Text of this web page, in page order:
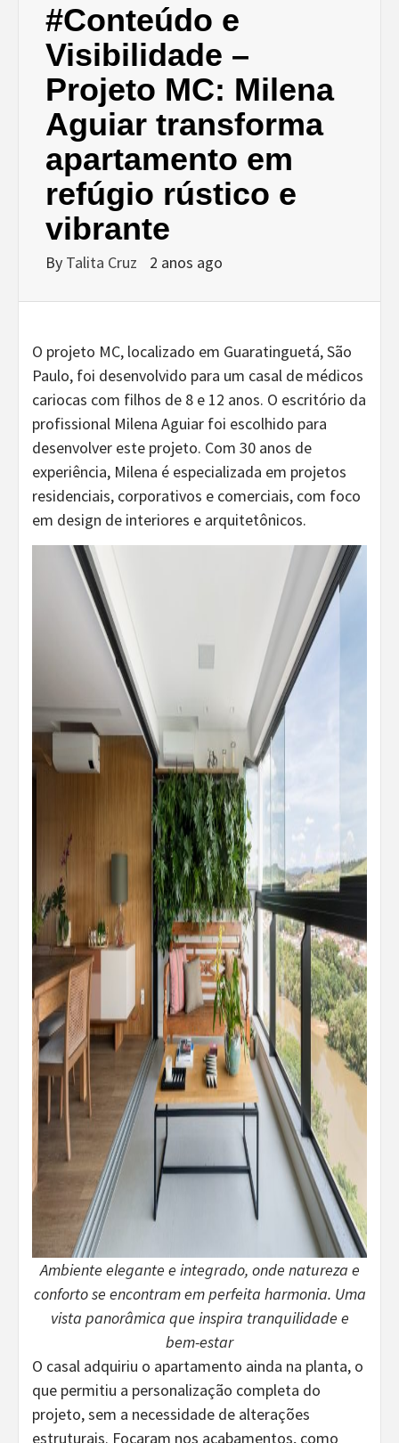
#Conteúdo e
Visibilidade –
Projeto MC: Milena
Aguiar transforma
apartamento em
refúgio rústico e
vibrante
By Talita Cruz 2 anos ago
O projeto MC, localizado em Guaratinguetá, São
Paulo, foi desenvolvido para um casal de médicos
cariocas com filhos de 8 e 12 anos. O escritório da
profissional Milena Aguiar foi escolhido para
desenvolver este projeto. Com 30 anos de
experiência, Milena é especializada em projetos
residenciais, corporativos e comerciais, com foco
em design de interiores e arquitetônicos.
Ambiente elegante e integrado, onde natureza e
conforto se encontram em perfeita harmonia. Uma
vista panorâmica que inspira tranquilidade e
bem-estar
O casal adquiriu o apartamento ainda na planta, o
que permitiu a personalização completa do
projeto, sem a necessidade de alterações
estruturais. Focaram nos acabamentos, como